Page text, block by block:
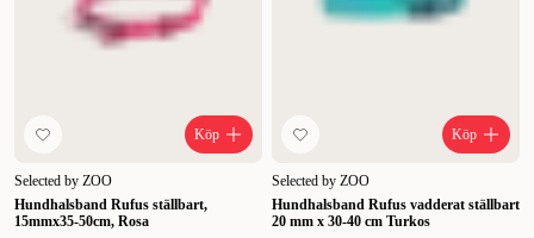
Köp
Selected by ZOO
Hundhalsband Rufus ställbart,
15mmx35-50cm, Rosa
Köp
Selected by ZOO
Hundhalsband Rufus vadderat ställbart
20 mm x 30-40 cm Turkos